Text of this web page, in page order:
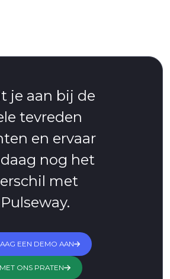
je aan bij de
tevreden
en ervaar
nog het
met
Pulseway.
EEN DEMO AAN
MET ONS PRATEN